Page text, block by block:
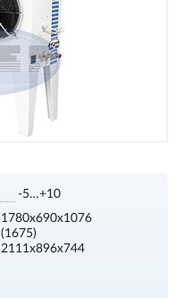
-5…+10
1780х690х1076
(1675)
2111х896х744